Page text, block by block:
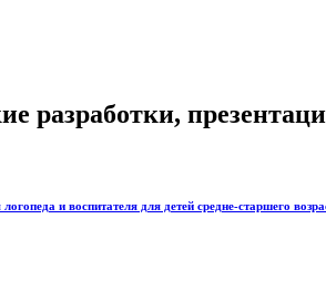
разработки,
и воспитателя для детей средне-старшего